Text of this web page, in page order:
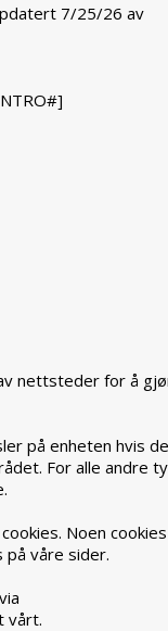
7/25/26 av
nettsteder for å
på enheten hvis
For alle andre
Noen
våre sider.
vårt.